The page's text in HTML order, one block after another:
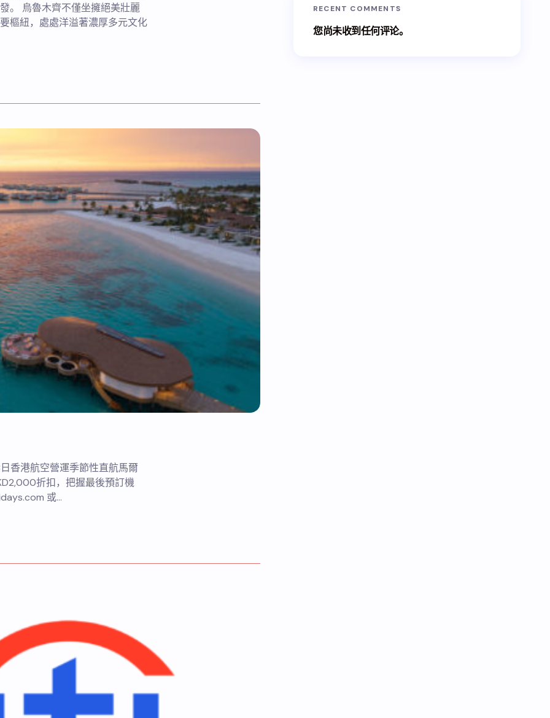
。 烏魯木齊不僅坐擁絕美壯麗
樞紐，處處洋溢著濃厚多元文化
香港航空營運季節性直航馬爾
折扣，把握最後預訂機
或…
RECENT COMMENTS
您尚未收到任何评论。